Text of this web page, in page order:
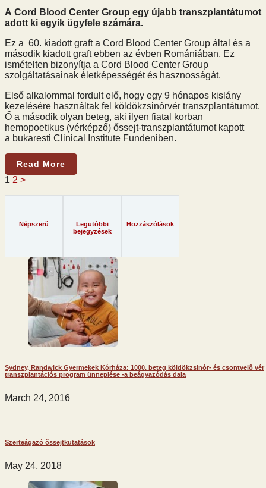
A Cord Blood Center Group egy újabb transzplantátumot
adott ki egyik ügyfele számára.
Ez a 60. kiadott graft a Cord Blood Center Group által és a
második kiadott graft ebben az évben Romániában. Ez
ismételten bizonyítja a Cord Blood Center Group
szolgáltatásainak életképességét és hasznosságát.
Első alkalommal fordult elő, hogy egy 9 hónapos kislány
kezelésére használtak fel köldökzsinórvér transzplantátumot.
Ő a második olyan beteg, aki ilyen fiatal korban
hemopoetikus (vérképző) őssejt-transzplantátumot kapott
a bukaresti Clinical Institute Fundeniben.
Read More
1 2 >
Népszerű
Legutóbbi
bejegyzések
Hozzászólások
Sydney, Randwick Gyermekek Kórháza: 1000. beteg köldökzsinór- és csontvelő vér
transzplantációs program ünneplése -a beágyazódás dala
March 24, 2016
Szerteágazó őssejtkutatások
May 24, 2018